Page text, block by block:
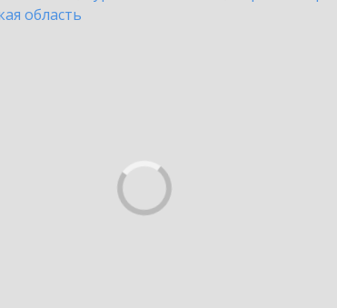
область